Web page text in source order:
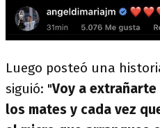
Luego posteó una
siguió: "Voy a
los mates y cada vez